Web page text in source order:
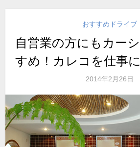
おすすめドライブ
自営業の方にもカー
すめ！カレコを仕事
2014年2月26日